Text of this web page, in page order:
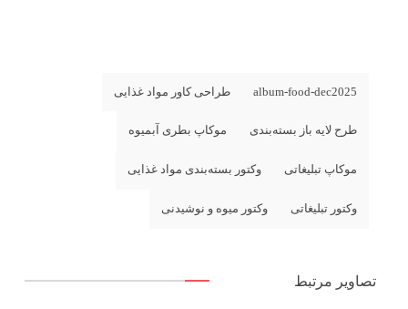
album-food-dec2025 طراحی کاور مواد غذایی
طرح لایه باز بسته‌بندی موکاپ بطری آبمیوه
موکاپ تبلیغاتی وکتور بسته‌بندی مواد غذایی
وکتور تبلیغاتی وکتور میوه و نوشیدنی
تصاویر مرتبط